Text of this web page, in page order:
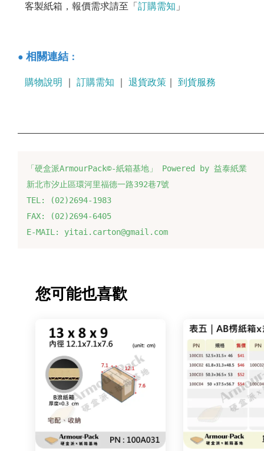
客製紙箱，報價需求請至「 訂購需知 」
● 相關連結 ：
購物說明 訂購需知 退貨政策 到貨服務
「硬盒派ArmourPack©-紙箱基地」 Powered by 益泰紙業
新北市汐止區環河里福德一路392巷7號
TEL: (02)2694-1983
FAX: (02)2694-6405
E-MAIL: yitai.carton@gmail.com
您可能也喜歡